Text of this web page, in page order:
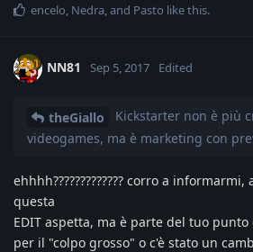
encelo, Nedra, and Pasto like this.
NN81 Sep 5, 2017 Edited
theGiallo
Kickstarter non è più
videogames, ma è marketing con
ehhhh????????????? corro a
questa
EDIT aspetta, ma è parte del tuo
per il "colpo grosso" o c'è stato un